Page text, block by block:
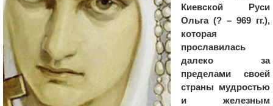
Киевской Руси
Ольга (? – 969 гг.),
которая
прославилась
далеко за
пределами своей
страны мудростью
и железным